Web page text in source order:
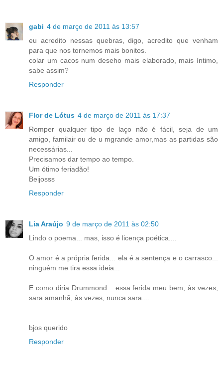
gabi 4 de março de 2011 às 13:57
eu acredito nessas quebras, digo, acredito que venham
para que nos tornemos mais bonitos.
colar um cacos num deseho mais elaborado, mais íntimo,
sabe assim?
Responder
Flor de Lótus 4 de março de 2011 às 17:37
Romper qualquer tipo de laço não é fácil, seja de um
amigo, familair ou de u mgrande amor,mas as partidas são
necessárias...
Precisamos dar tempo ao tempo.
Um ótimo feriadão!
Beijosss
Responder
Lia Araújo 9 de março de 2011 às 02:50
Lindo o poema... mas, isso é licença poética....
O amor é a própria ferida... ela é a sentença e o carrasco...
ninguém me tira essa ideia...
E como diria Drummond... essa ferida meu bem, às vezes,
sara amanhã, às vezes, nunca sara....
bjos querido
Responder